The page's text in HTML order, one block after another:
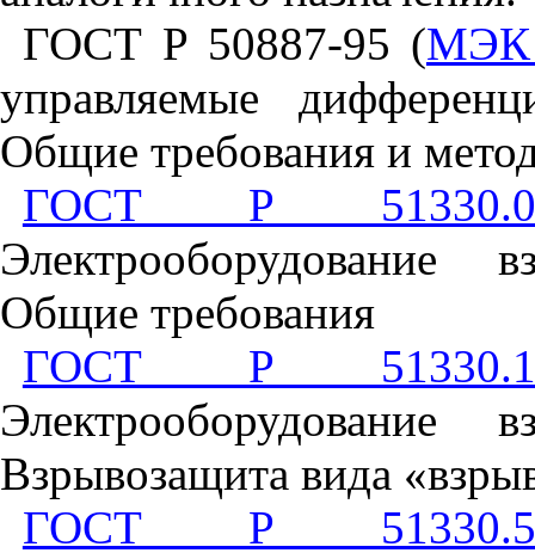
ГОСТ Р 50887-95 (МЭК
управляемые
Общие требования и
ГОСТ Р 51330.0-
Электрооборудование
Общие требования
ГОСТ Р 51330.1-
Электрооборудование
Взрывозащита вида
ГОСТ Р 51330.5-